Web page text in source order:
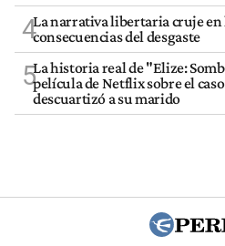
4La narrativa libertaria cruje en
consecuencias del desgaste
5La historia real de "Elize:
película de Netflix sobre el
descuartizó a su marido